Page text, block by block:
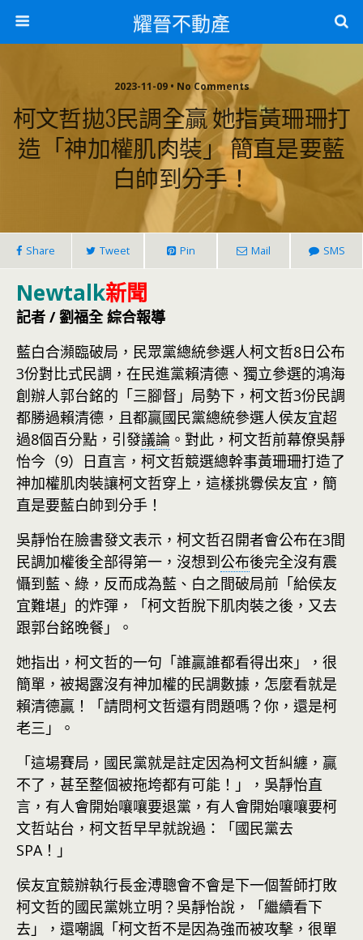
耀晉不動產
2023-11-09 • No Comments
柯文哲拋3民調全贏 她指黃珊珊打
造「神加權肌肉裝」 簡直是要藍
白帥到分手！
Share Tweet Pin Mail SMS
Newtalk新聞
記者 / 劉福全 綜合報導
藍白合瀕臨破局，民眾黨總統參選人柯文哲8日公布
3份對比式民調，在民進黨賴清德、獨立參選的鴻海
創辦人郭台銘的「三腳督」局勢下，柯文哲3份民調
都勝過賴清德，且都贏國民黨總統參選人侯友宜超
過8個百分點，引發議論 。對此，柯文哲前幕僚吳靜
怡今（9）日直言，柯文哲競選總幹事黃珊珊打造了
神加權肌肉裝讓柯文哲穿上，這樣挑釁侯友宜，簡
直是要藍白帥到分手！
吳靜怡在臉書發文表示，柯文哲召開者會公布在3間
民調加權後全部得第一，沒想到公布後完全沒有震
懾到藍、綠，反而成為藍、白之間破局前「給侯友
宜難堪」的炸彈，「柯文哲脫下肌肉裝之後，又去
跟郭台銘晚餐」。
她指出，柯文哲的一句「誰贏誰都看得出來」，很
簡單，被揭露沒有神加權的民調數據，怎麼看就是
賴清德贏！「請問柯文哲還有問題嗎？你，還是柯
老三」。
「這場賽局，國民黨就是註定因為柯文哲糾纏，贏
不了，甚至整個被拖垮都有可能！」，吳靜怡直
言，有人會開始嚷嚷要退黨，有人會開始嚷嚷要柯
文哲站台，柯文哲早早就說過：「國民黨去
SPA！」
侯友宜競辦執行長金溥聰會不會是下一個誓師打敗
柯文哲的國民黨姚立明？吳靜怡說，「繼續看下
去」，還嘲諷「柯文哲不是因為強而被攻擊，很單